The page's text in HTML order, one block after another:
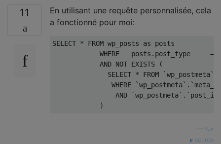
11
En utilisant une requête personnalisée, cela
a fonctionné pour moi:
SELECT * FROM wp_posts as posts
            WHERE   posts
. post_type =
            AND NOT EXISTS
(
              SELECT
* FROM
`wp_postmeta`
               WHERE
`wp_postmeta` .
                AND
`wp_postmeta` .
)
i_a
source